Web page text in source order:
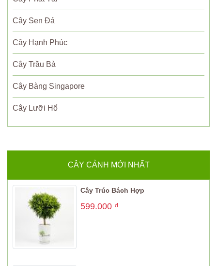
Cây Sen Đá
Cây Hạnh Phúc
Cây Trầu Bà
Cây Bàng Singapore
Cây Lưỡi Hổ
CÂY CẢNH MỚI NHẤT
Cây Trúc Bách Hợp
599.000 ₫